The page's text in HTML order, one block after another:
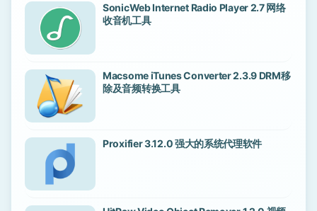
SonicWeb Internet Radio Player 2.7 网络
收音机工具
Macsome iTunes Converter 2.3.9 DRM移
除及音频转换工具
Proxifier 3.12.0 强大的系统代理软件